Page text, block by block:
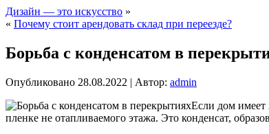
Дизайн — это искусство »
« Почему стоит арендовать склад при переезде?
Борьба с конденсатом в
Опубликовано 28.08.2022 | Автор: admin
Если дом имеет
пленке не отапливаемого этажа. Это конденсат,